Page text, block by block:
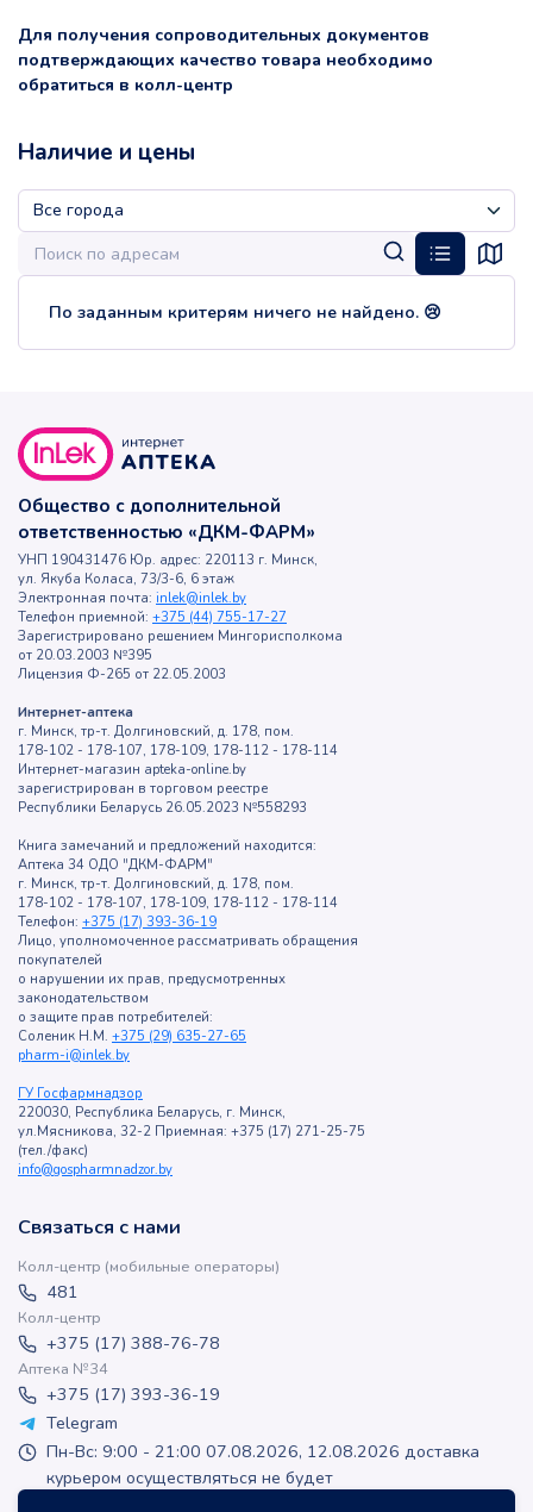
Для получения сопроводительных документов
подтверждающих качество товара необходимо
обратиться в колл-центр
Наличие и цены
По заданным критерям ничего не найдено. 😢
Общество с дополнительной
ответственностью «ДКМ-ФАРМ»
УНП 190431476 Юр. адрес: 220113 г. Минск,
ул. Якуба Коласа, 73/3-6, 6 этаж
Электронная почта: inlek@inlek.by
Телефон приемной: +375 (44) 755-17-27
Зарегистрировано решением Мингорисполкома
от 20.03.2003 №395
Лицензия Ф-265 от 22.05.2003
Интернет-аптека
г. Минск, тр-т. Долгиновский, д. 178, пом.
178-102 - 178-107, 178-109, 178-112 - 178-114
Интернет-магазин apteka-online.by
зарегистрирован в торговом реестре
Республики Беларусь 26.05.2023 №558293
Книга замечаний и предложений находится:
Аптека 34 ОДО "ДКМ-ФАРМ"
г. Минск, тр-т. Долгиновский, д. 178, пом.
178-102 - 178-107, 178-109, 178-112 - 178-114
Телефон: +375 (17) 393-36-19
Лицо, уполномоченное рассматривать обращения
покупателей
о нарушении их прав, предусмотренных
законодательством
о защите прав потребителей:
Соленик Н.М. +375 (29) 635-27-65
pharm-i@inlek.by
ГУ Госфармнадзор
220030, Республика Беларусь, г. Минск,
ул.Мясникова, 32-2 Приемная: +375 (17) 271-25-75
(тел./факс)
info@gospharmnadzor.by
Связаться с нами
Колл-центр (мобильные операторы)
481
Колл-центр
+375 (17) 388-76-78
Аптека №34
+375 (17) 393-36-19
Telegram
Пн-Вс: 9:00 - 21:00 07.08.2026, 12.08.2026 доставка
курьером осуществляться не будет